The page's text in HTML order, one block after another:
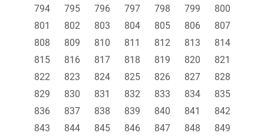
794
795 796 797 798 799
800
801
802 803 804 805 806
807
808
809 810 811 812 813
814
815
816 817 818 819 820
821
822
823 824 825 826 827
828
829
830 831 832 833 834
835
836
837 838 839 840 841
842
843
844 845 846 847 848
849